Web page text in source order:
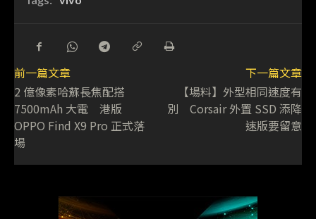
前一篇文章
2 億像素哈蘇長焦配搭
7500mAh 大電 港版
OPPO Find X9 Pro 正式落
場
下一篇文章
【場料】外型相同速度有
別 Corsair 外置 SSD 添降
速版要留意